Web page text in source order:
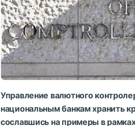
Управление валютного
национальным банкам хранить
сославшись на примеры в